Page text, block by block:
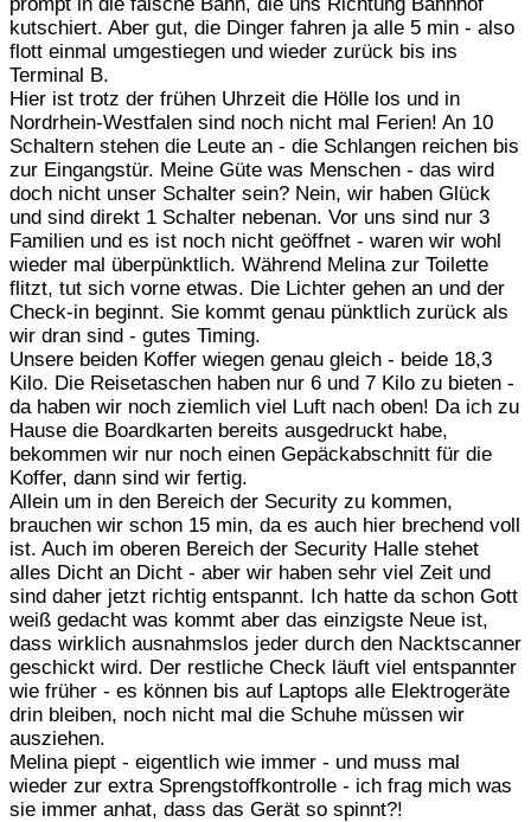
kutschiert. Aber gut, die Dinger fahren ja alle 5 min - also
flott einmal umgestiegen und wieder zurück bis ins
Terminal B.
Hier ist trotz der frühen Uhrzeit die Hölle los und in
Nordrhein-Westfalen sind noch nicht mal Ferien! An 10
Schaltern stehen die Leute an - die Schlangen reichen bis
zur Eingangstür. Meine Güte was Menschen - das wird
doch nicht unser Schalter sein? Nein, wir haben Glück
und sind direkt 1 Schalter nebenan. Vor uns sind nur 3
Familien und es ist noch nicht geöffnet - waren wir wohl
wieder mal überpünktlich. Während Melina zur Toilette
flitzt, tut sich vorne etwas. Die Lichter gehen an und der
Check-in beginnt. Sie kommt genau pünktlich zurück als
wir dran sind - gutes Timing.
Unsere beiden Koffer wiegen genau gleich - beide 18,3
Kilo. Die Reisetaschen haben nur 6 und 7 Kilo zu bieten -
da haben wir noch ziemlich viel Luft nach oben! Da ich zu
Hause die Boardkarten bereits ausgedruckt habe,
bekommen wir nur noch einen Gepäckabschnitt für die
Koffer, dann sind wir fertig.
Allein um in den Bereich der Security zu kommen,
brauchen wir schon 15 min, da es auch hier brechend voll
ist. Auch im oberen Bereich der Security Halle stehet
alles Dicht an Dicht - aber wir haben sehr viel Zeit und
sind daher jetzt richtig entspannt. Ich hatte da schon Gott
weiß gedacht was kommt aber das einzigste Neue ist,
dass wirklich ausnahmslos jeder durch den Nacktscanner
geschickt wird. Der restliche Check läuft viel entspannter
wie früher - es können bis auf Laptops alle Elektrogeräte
drin bleiben, noch nicht mal die Schuhe müssen wir
ausziehen.
Melina piept - eigentlich wie immer - und muss mal
wieder zur extra Sprengstoffkontrolle - ich frag mich was
sie immer anhat, dass das Gerät so spinnt?!